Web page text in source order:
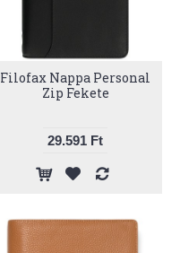
Filofax Nappa Personal
Zip Fekete
29.591 Ft